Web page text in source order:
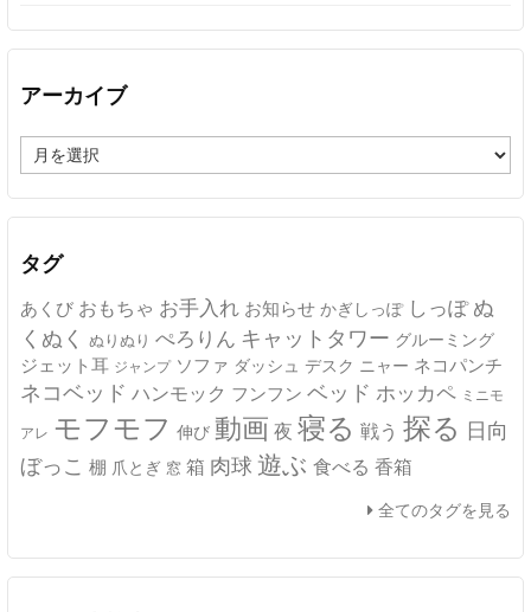
アーカイブ
ー
カ
イ
タグ
あくび おもちゃ お手入れ お知らせ かぎしっぽ しっぽ ぬ
くぬく ぬりぬり ぺろりん キャットタワー グルーミング
ジェット耳 ジャンプ ソファ ダッシュ デスク ニャー ネコパンチ
ネコベッド ハンモック フンフン ベッド ホッカペ ミニモ
アレ モフモフ 伸び 動画 夜 寝る 戦う 探る 日向
ぼっこ 棚 爪とぎ 窓 箱 肉球 遊ぶ 食べる 香箱
全てのタグを見る